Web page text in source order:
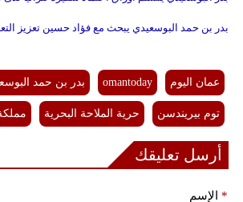
بدر بن حمد البوسعيدي يبحث مع فؤاد حسين تعزيز
عمان اليوم omantoday بدر بن حمد
توم بيريندسن حرية الملاحة البحرية
أرسل تعليقك
الإسم *